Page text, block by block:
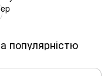
популярністю